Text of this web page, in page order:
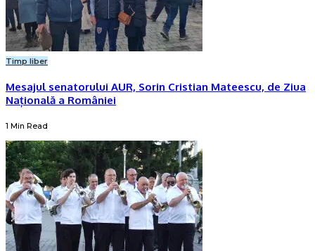
Timp liber
Mesajul senatorului AUR, Sorin Cristian Mateescu, de Ziua
Națională a României
1 Min Read